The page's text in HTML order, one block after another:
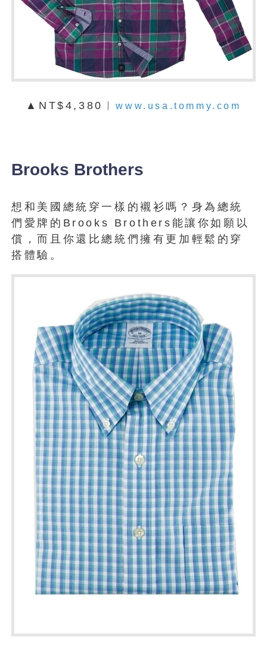
▲NT$4,380︱www.usa.tommy.com
Brooks Brothers
想和美國總統穿一樣的襯衫嗎？身為總統
們愛牌的Brooks Brothers能讓你如願以
償，而且你還比總統們擁有更加輕鬆的穿
搭體驗。